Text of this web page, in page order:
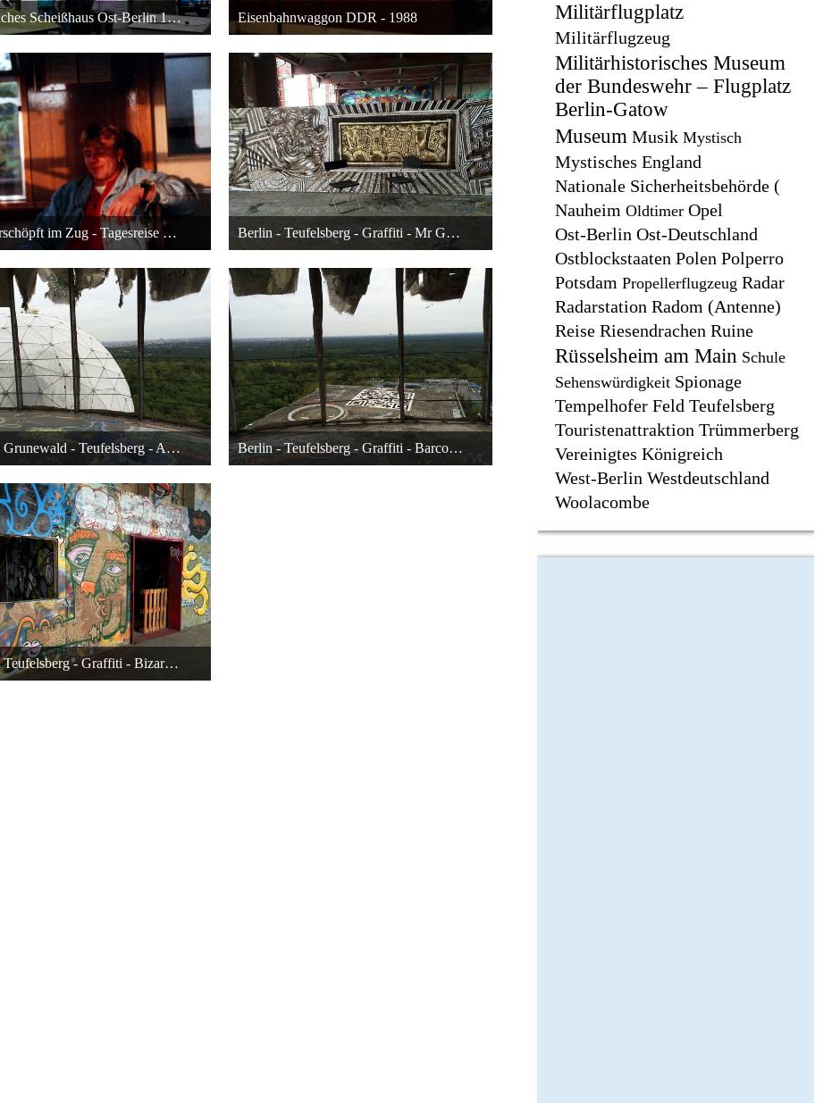
Öffentliches Scheißhaus Ost-Berlin 1988 - Oberstufenfahrt Deutsch-Leistungskurs Fr. Mattke
10. April 2016 um 18:49
23
Eisenbahnwaggon DDR - 1988
10. April 2016 um 18:49
23
Duke erschöpft im Zug - Tagesreise nach Ost-Berlin - 1988
10. April 2016 um 18:49
23
Berlin - Teufelsberg - Graffiti - Mr Gaile
26. November 2014 um 00:38
Berlin - Grunewald - Teufelsberg - Abhörstation - Radarkuppel
26. November 2014 um 00:38
21
Berlin - Teufelsberg - Graffiti - Barcode auf Hausdach
26. November 2014 um 00:38
Berlin - Teufelsberg - Graffiti - Bizarres Gesicht mit Vogel in Hand
26. November 2014 um 00:38
Militärflugplatz
Militärflugzeug
Militärhistorisches Museum
der Bundeswehr – Flugplatz
Berlin-Gatow
Museum Musik Mystisch
Mystisches England
Nationale Sicherheitsbehörde (
Nauheim Oldtimer Opel
Ost-Berlin Ost-Deutschland
Ostblockstaaten Polen Polperro
Potsdam Propellerflugzeug Radar
Radarstation Radom (Antenne)
Reise Riesendrachen Ruine
Rüsselsheim am Main Schule
Sehenswürdigkeit Spionage
Tempelhofer Feld Teufelsberg
Touristenattraktion Trümmerberg
Vereinigtes Königreich
West-Berlin Westdeutschland
Woolacombe